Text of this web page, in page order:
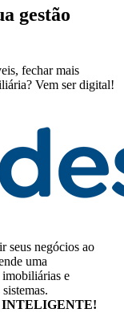
gestão
fechar mais
Vem ser digital!
seus negócios ao
uma
imobiliárias e